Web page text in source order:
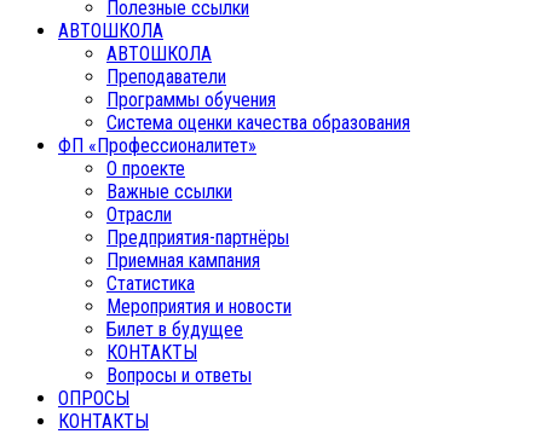
Полезные ссылки
АВТОШКОЛА
АВТОШКОЛА
Преподаватели
Программы обучения
Система оценки качества образования
ФП «Профессионалитет»
О проекте
Важные ссылки
Отрасли
Предприятия-партнёры
Приемная кампания
Статистика
Мероприятия и новости
Билет в будущее
КОНТАКТЫ
Вопросы и ответы
ОПРОСЫ
КОНТАКТЫ